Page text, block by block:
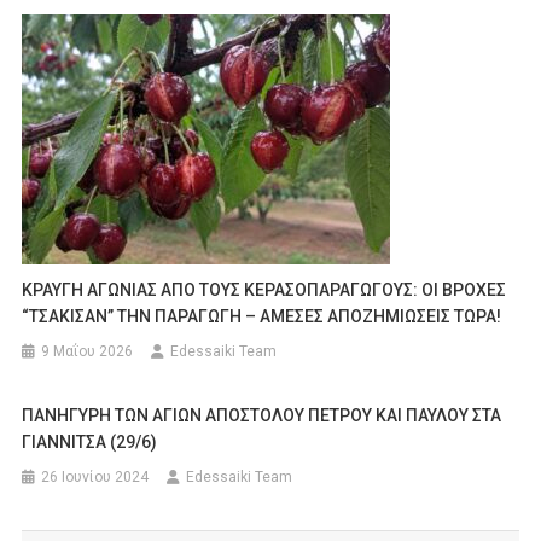
ΚΡΑΥΓΗ ΑΓΩΝΙΑΣ ΑΠΟ ΤΟΥΣ ΚΕΡΑΣΟΠΑΡΑΓΩΓΟΥΣ: ΟΙ ΒΡΟΧΕΣ
“ΤΣΑΚΙΣΑΝ” ΤΗΝ ΠΑΡΑΓΩΓΗ – ΑΜΕΣΕΣ ΑΠΟΖΗΜΙΩΣΕΙΣ ΤΩΡΑ!
9 Μαΐου 2026 Edessaiki Team
ΠΑΝΗΓΥΡΗ ΤΩΝ ΑΓΙΩΝ ΑΠΟΣΤΟΛΟΥ ΠΕΤΡΟΥ ΚΑΙ ΠΑΥΛΟΥ ΣΤΑ
ΓΙΑΝΝΙΤΣΑ (29/6)
26 Ιουνίου 2024 Edessaiki Team